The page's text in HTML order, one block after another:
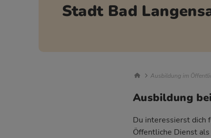
Stadt Bad
Breadcrumb
Ausbildung im
Ausbildung
Du interessierst dich
Öffentliche Dienst